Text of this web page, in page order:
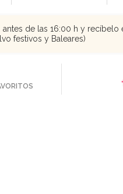
de las 16:00 h y recíbelo
festivos y Baleares)